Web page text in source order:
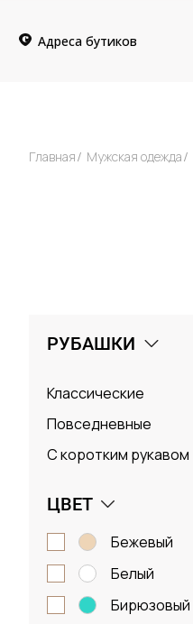
Адреса бутиков
Главная Мужская одежда
РУБАШКИ
Классические
Повседневные
С коротким рукавом
ЦВЕТ
бежевый
белый
бирюзовый